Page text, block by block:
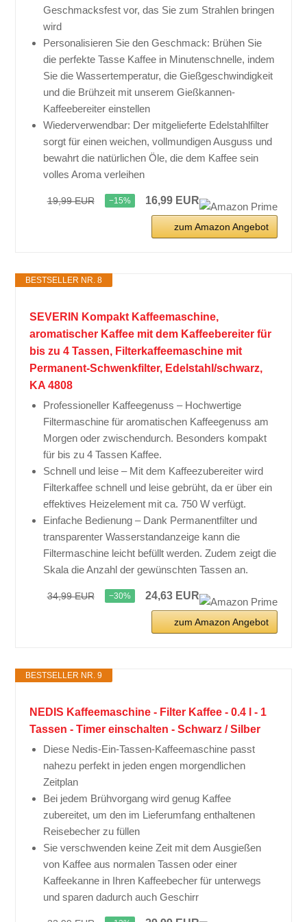
Geschmacksfest vor, das Sie zum Strahlen bringen
wird
Personalisieren Sie den Geschmack: Brühen Sie
die perfekte Tasse Kaffee in Minutenschnelle, indem
Sie die Wassertemperatur, die Gießgeschwindigkeit
und die Brühzeit mit unserem Gießkannen-
Kaffeebereiter einstellen
Wiederverwendbar: Der mitgelieferte Edelstahlfilter
sorgt für einen weichen, vollmundigen Ausguss und
bewahrt die natürlichen Öle, die dem Kaffee sein
volles Aroma verleihen
19,99 EUR −15% 16,99 EUR
zum Amazon Angebot
BESTSELLER NR. 8
SEVERIN Kompakt Kaffeemaschine,
aromatischer Kaffee mit dem Kaffeebereiter für
bis zu 4 Tassen, Filterkaffeemaschine mit
Permanent-Schwenkfilter, Edelstahl/schwarz,
KA 4808
Professioneller Kaffeegenuss – Hochwertige
Filtermaschine für aromatischen Kaffeegenuss am
Morgen oder zwischendurch. Besonders kompakt
für bis zu 4 Tassen Kaffee.
Schnell und leise – Mit dem Kaffeezubereiter wird
Filterkaffee schnell und leise gebrüht, da er über ein
effektives Heizelement mit ca. 750 W verfügt.
Einfache Bedienung – Dank Permanentfilter und
transparenter Wasserstandanzeige kann die
Filtermaschine leicht befüllt werden. Zudem zeigt die
Skala die Anzahl der gewünschten Tassen an.
34,99 EUR −30% 24,63 EUR
zum Amazon Angebot
BESTSELLER NR. 9
NEDIS Kaffeemaschine - Filter Kaffee - 0.4 l - 1
Tassen - Timer einschalten - Schwarz / Silber
Diese Nedis-Ein-Tassen-Kaffeemaschine passt
nahezu perfekt in jeden engen morgendlichen
Zeitplan
Bei jedem Brühvorgang wird genug Kaffee
zubereitet, um den im Lieferumfang enthaltenen
Reisebecher zu füllen
Sie verschwenden keine Zeit mit dem Ausgießen
von Kaffee aus normalen Tassen oder einer
Kaffeekanne in Ihren Kaffeebecher für unterwegs
und sparen dadurch auch Geschirr